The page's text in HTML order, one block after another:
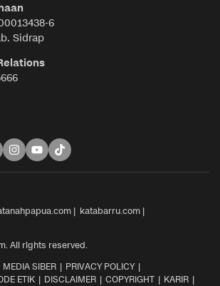
6
Sidrap
| katabarru.com |
All rights reserved.
SIBER
PRIVACY POLICY
ETIK DISCLAIMER COPYRIGHT
KARIR